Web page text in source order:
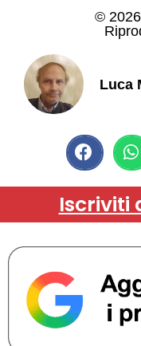
©
Luca
Iscriviti